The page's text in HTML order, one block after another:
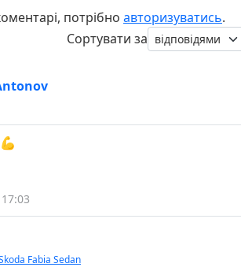
потрібно авторизуватись.
Сортувати за
Fabia Sedan